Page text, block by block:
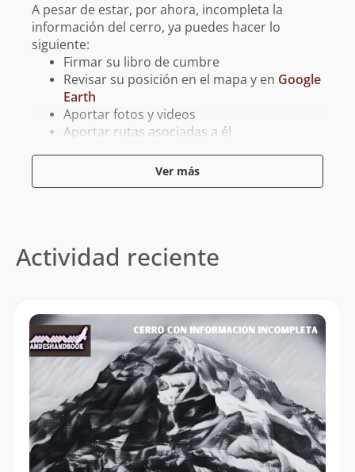
A pesar de estar, por ahora, incompleta la
información del cerro, ya puedes hacer lo
siguiente:
Firmar su libro de cumbre
Revisar su posición en el mapa y en Google
Earth
Aportar fotos y videos
Aportar rutas asociadas a él
Ver más
Actividad reciente